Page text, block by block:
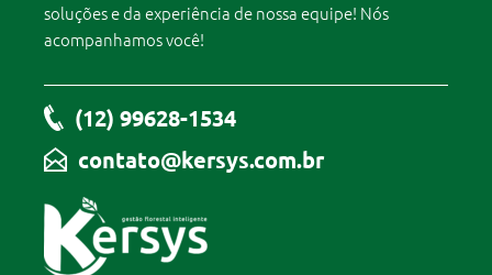
soluções e da experiência de nossa equipe! Nós
acompanhamos você!
(12) 99628-1534
contato@kersys.com.br